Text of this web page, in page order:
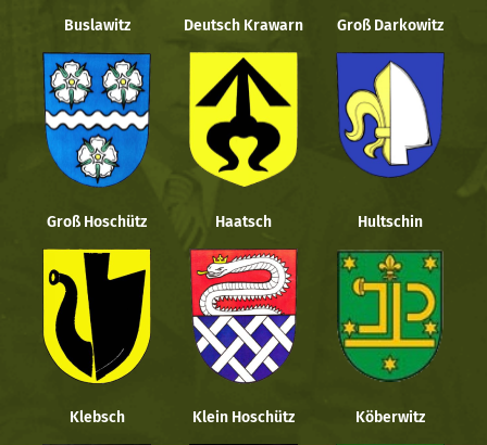
Buslawitz Deutsch Krawarn Groß Darkowitz
Groß Hoschütz Haatsch Hultschin
Klebsch Klein Hoschütz Köberwitz